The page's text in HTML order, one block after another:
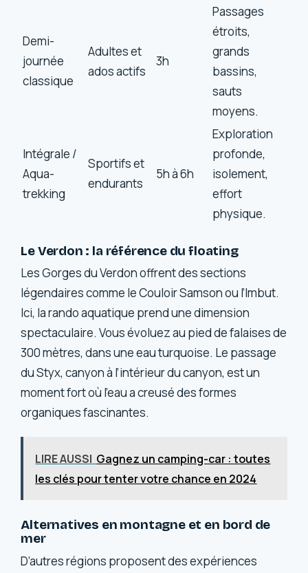
Demi-
journée
classique
Adultes et
ados actifs
3h
Passages
étroits,
grands
bassins,
sauts
moyens.
Intégrale /
Aqua-
trekking
Sportifs et
endurants
5h à 6h
Exploration
profonde,
isolement,
effort
physique.
Le Verdon : la référence du floating
Les Gorges du Verdon offrent des sections
légendaires comme le Couloir Samson ou l’Imbut.
Ici, la rando aquatique prend une dimension
spectaculaire. Vous évoluez au pied de falaises de
300 mètres, dans une eau turquoise. Le passage
du Styx, canyon à l’intérieur du canyon, est un
moment fort où l’eau a creusé des formes
organiques fascinantes.
LIRE AUSSI Gagnez un camping-car : toutes
les clés pour tenter votre chance en 2024
Alternatives en montagne et en bord de
mer
D’autres régions proposent des expériences